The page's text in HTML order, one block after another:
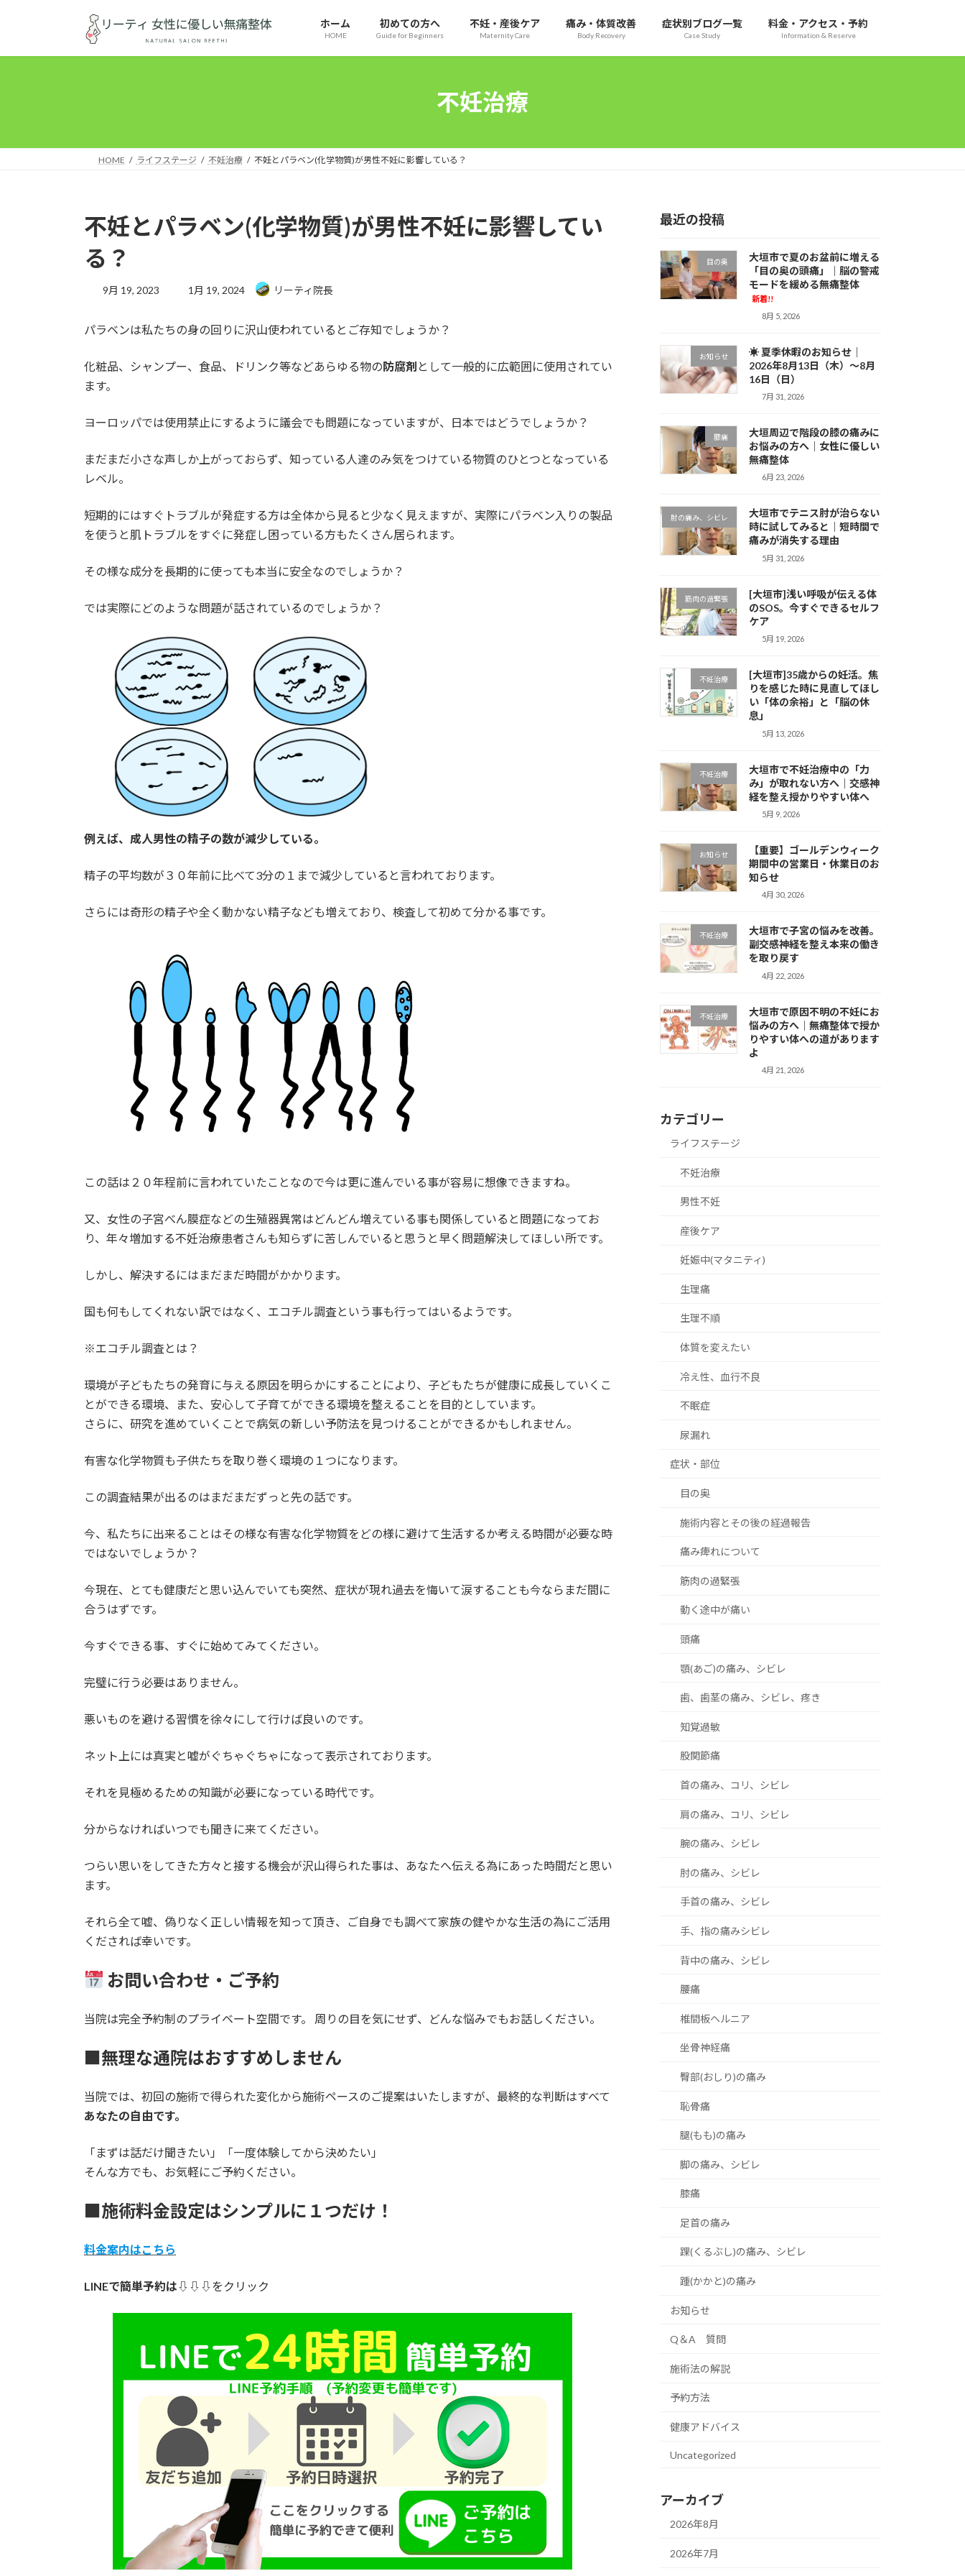
ン
ッ
ー
移
ホーム
HOME
初めての方へ
Guide for Beginners
不妊・産後ケア
Maternity Care
痛み・体質改善
Body Recovery
症状別ブログ一覧
Case Study
料金・アクセス・予約
Information & Reserve
不妊治療
HOME ライフステージ 不妊治療 不妊とパラベン(化学物質)が男性不妊に影響している？
不妊とパラベン(化学物質)が男性不妊に影響してい
る？
9月 19, 2023
最
新
:
1月 19, 2024 リーティ院長
パラベンは私たちの身の回りに沢山使われているとご存知でしょうか？
化粧品、シャンプー、食品、ドリンク等などあらゆる物の防腐剤 として一般的に広範囲に使用されてい
ます。
ヨーロッパでは使用禁止にするように議会でも問題になっていますが、日本ではどうでしょうか？
まだまだ小さな声しか上がっておらず、知っている人達のみ気をつけている物質のひとつとなっている
レベル。
短期的にはすぐトラブルが発症する方は全体から見ると少なく見えますが、実際にパラベン入りの製品
を使うと肌トラブルをすぐに発症し困っている方もたくさん居られます。
その様な成分を長期的に使っても本当に安全なのでしょうか？
では実際にどのような問題が話されているのでしょうか？
例えば、成人男性の精子の数が減少している。
精子の平均数が３０年前に比べて3分の１まで減少していると言われております。
さらには奇形の精子や全く動かない精子なども増えており、検査して初めて分かる事です。
この話は２０年程前に言われていたことなので今は更に進んでいる事が容易に想像できますね。
又、女性の子宮べん膜症などの生殖器異常はどんどん増えている事も関係していると問題になってお
り、年々増加する不妊治療患者さんも知らずに苦しんでいると思うと早く問題解決してほしい所です。
しかし、解決するにはまだまだ時間がかかります。
国も何もしてくれない訳ではなく、エコチル調査という事も行ってはいるようです。
※エコチル調査とは？
環境が子どもたちの発育に与える原因を明らかにすることにより、子どもたちが健康に成長していくこ
とができる環境、また、安心して子育てができる環境を整えることを目的としています。
さらに、研究を進めていくことで病気の新しい予防法を見つけることができるかもしれません。
有害な化学物質も子供たちを取り巻く環境の１つになります。
この調査結果が出るのはまだまだずっと先の話です。
今、私たちに出来ることはその様な有害な化学物質をどの様に避けて生活するか考える時間が必要な時
ではないでしょうか？
今現在、とても健康だと思い込んでいても突然、症状が現れ過去を悔いて涙することも今ならまだ間に
合うはずです。
今すぐできる事、すぐに始めてみてください。
完璧に行う必要はありません。
悪いものを避ける習慣を徐々にして行けば良いのです。
ネット上には真実と嘘がぐちゃぐちゃになって表示されております。
それを見極めるための知識が必要になっている時代です。
分からなければいつでも聞きに来てください。
つらい思いをしてきた方々と接する機会が沢山得られた事は、あなたへ伝える為にあった時間だと思い
ます。
それら全て嘘、偽りなく正しい情報を知って頂き、ご自身でも調べて家族の健やかな生活の為にご活用
くだされば幸いです。
お問い合わせ・ご予約
当院は完全予約制のプライベート空間です。 周りの目を気にせず、どんな悩みでもお話しください。
■無理な通院はおすすめしません
当院では、初回の施術で得られた変化から施術ペースのご提案はいたしますが、最終的な判断はすべて
あなたの自由です。
「まずは話だけ聞きたい」「一度体験してから決めたい」
そんな方でも、お気軽にご予約ください。
■施術料金設定はシンプルに１つだけ！
料金案内はこちら
LINEで簡単予約は⇩⇩⇩をクリック
最近の投稿
目の奥
大垣市で夏のお盆前に増える
「目の奥の頭痛」｜脳の警戒
モードを緩める無痛整体
新着!!
8月 5, 2026
お知らせ
☀ 夏季休暇のお知らせ｜
2026年8月13日（木）～8月
16日（日）
7月 31, 2026
膝痛
大垣周辺で階段の膝の痛みに
お悩みの方へ｜女性に優しい
無痛整体
6月 23, 2026
肘の痛み、シビレ
大垣市でテニス肘が治らない
時に試してみると｜短時間で
痛みが消失する理由
5月 31, 2026
筋肉の過緊張
[大垣市]浅い呼吸が伝える体
のSOS。今すぐできるセルフ
ケア
5月 19, 2026
不妊治療
[大垣市]35歳からの妊活。焦
りを感じた時に見直してほし
い「体の余裕」と「脳の休
息」
5月 13, 2026
不妊治療
大垣市で不妊治療中の「力
み」が取れない方へ｜交感神
経を整え授かりやすい体へ
5月 9, 2026
お知らせ
【重要】ゴールデンウィーク
期間中の営業日・休業日のお
知らせ
4月 30, 2026
不妊治療
大垣市で子宮の悩みを改善。
副交感神経を整え本来の働き
を取り戻す
4月 22, 2026
不妊治療
大垣市で原因不明の不妊にお
悩みの方へ｜無痛整体で授か
りやすい体への道があります
よ
4月 21, 2026
カテゴリー
ライフステージ
不妊治療
男性不妊
産後ケア
妊娠中(マタニティ)
生理痛
生理不順
体質を変えたい
冷え性、血行不良
不眠症
尿漏れ
症状・部位
目の奥
施術内容とその後の経過報告
痛み痺れについて
筋肉の過緊張
動く途中が痛い
頭痛
顎(あご)の痛み、シビレ
歯、歯茎の痛み、シビレ、疼き
知覚過敏
股関節痛
首の痛み、コリ、シビレ
肩の痛み、コリ、シビレ
腕の痛み、シビレ
肘の痛み、シビレ
手首の痛み、シビレ
手、指の痛みシビレ
背中の痛み、シビレ
腰痛
椎間板ヘルニア
坐骨神経痛
臀部(おしり)の痛み
恥骨痛
腿(もも)の痛み
脚の痛み、シビレ
膝痛
足首の痛み
踝(くるぶし)の痛み、シビレ
踵(かかと)の痛み
お知らせ
Q＆A 質問
施術法の解説
予約方法
健康アドバイス
Uncategorized
アーカイブ
2026年8月
2026年7月